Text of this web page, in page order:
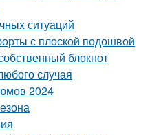
ситуаций
с плоской подошвой
блокнот
случая
2024